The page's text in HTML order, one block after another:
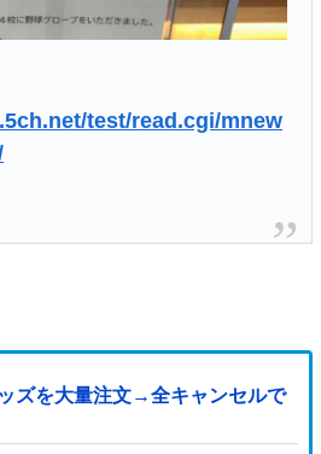
test/read.cgi/mnew
ズを大量注文→全キャンセルで